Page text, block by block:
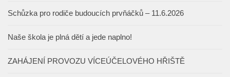
Schůzka pro rodiče budoucích prvňáčků – 11.6.2026
Naše škola je plná dětí a jede naplno!
ZAHÁJENÍ PROVOZU VÍCEÚČELOVÉHO HŘIŠTĚ